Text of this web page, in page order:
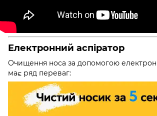
Електронний аспіратор
Очищення носа за допомогою
має ряд переваг: